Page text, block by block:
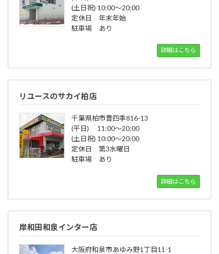
(土日祝) 10:00～20:00
定休日 年末年始
駐車場 あり
詳細はこちら
リユースのサカイ柏店
千葉県柏市豊四季816-13
(平日) 11:00～20:00
(土日祝) 10:00～20:00
定休日 第3水曜日
駐車場 あり
詳細はこちら
岸和田和泉インター店
大阪府和泉市あゆみ野1丁目11-1